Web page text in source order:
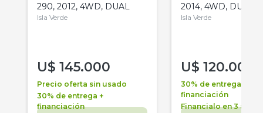
290, 2012, 4WD, DUAL
Isla Verde
U$ 145.000
Precio oferta sin usado
30% de entrega +
financiación
2014, 4WD, DUAL
Isla Verde
U$ 120.000
30% de entrega +
financiación
Financialo en 3 años